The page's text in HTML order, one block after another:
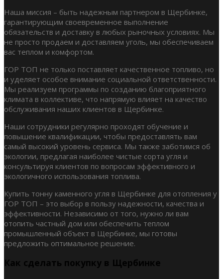
Наша миссия – быть надежным партнером в Щербинке,
гарантирующим своевременное выполнение
обязательств и доставку в любых рыночных условиях. Мы
не просто продаем и доставляем уголь, мы обеспечиваем
вас теплом и комфортом.
ГОР ТОП не только поставляет качественное топливо, но
и уделяет особое внимание социальной ответственности.
Мы реализуем программы по созданию благоприятного
климата в коллективе, что напрямую влияет на качество
обслуживания наших клиентов в Щербинке.
Наши сотрудники регулярно проходят обучение и
повышение квалификации, чтобы предоставлять вам
самый высокий уровень сервиса. Мы также заботимся об
экологии, предлагая наиболее чистые сорта угля и
консультируя клиентов по вопросам эффективного и
экологичного использования топлива.
Купить тонну каменного угля в Щербинке для отопления у
ГОР ТОП – это выбор в пользу надежности, качества и
эффективности. Независимо от того, нужно ли вам
отопить частный дом или обеспечить теплом
промышленный объект в Щербинке, мы готовы
предложить оптимальное решение.
Как сделать покупку в Щербинке